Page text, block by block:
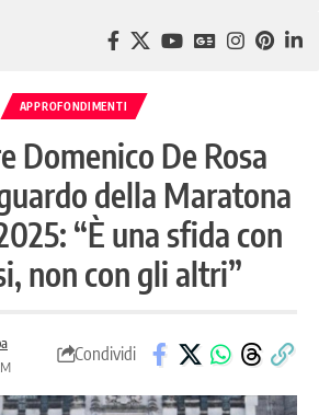
APPROFONDIMENTI
Domenico De Rosa
della Maratona
“È una sfida con
non con gli altri”
Condividi